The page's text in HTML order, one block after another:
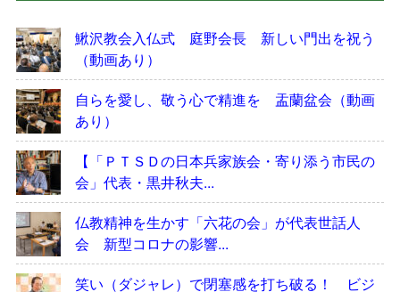
鰍沢教会入仏式 庭野会長 新しい門出を祝う
（動画あり）
自らを愛し、敬う心で精進を 盂蘭盆会（動画
あり）
【「ＰＴＳＤの日本兵家族会・寄り添う市民の
会」代表・黒井秋夫...
仏教精神を生かす「六花の会」が代表世話人
会 新型コロナの影響...
笑い（ダジャレ）で閉塞感を打ち破る！ ビジ